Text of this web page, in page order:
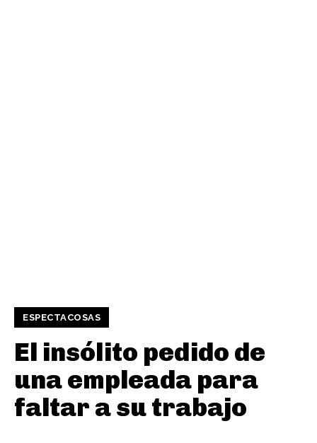
ESPECTACOSAS
El insólito pedido de
una empleada para
faltar a su trabajo